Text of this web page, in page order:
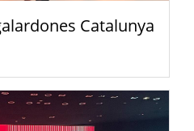
Catalunya